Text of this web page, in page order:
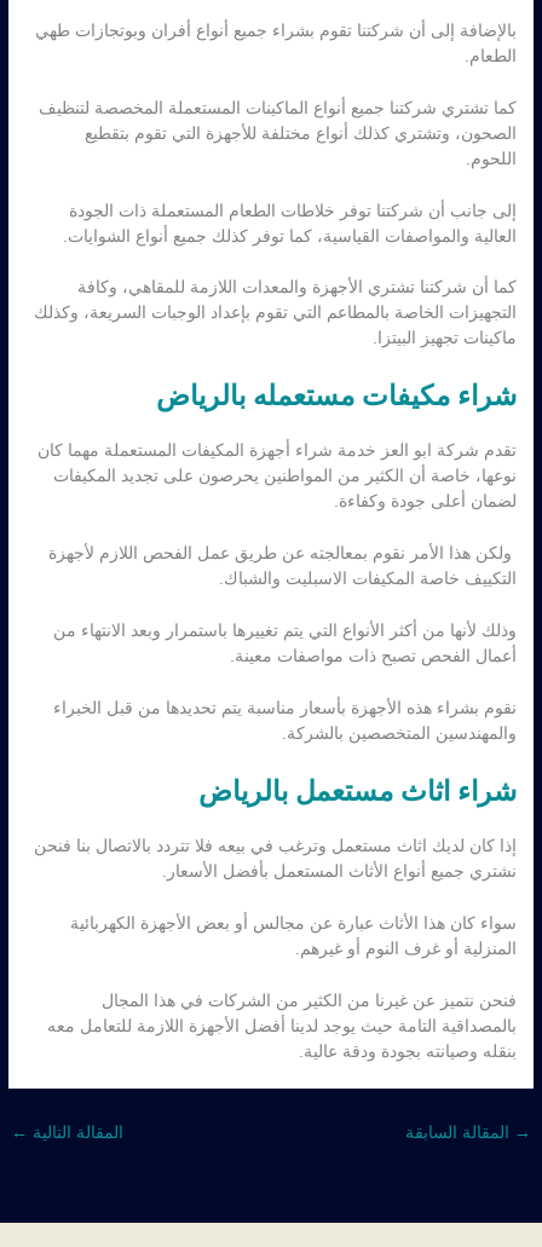
بالإضافة إلى أن شركتنا تقوم بشراء جميع أنواع أفران وبوتجازات طهي
الطعام.
كما تشتري شركتنا جميع أنواع الماكينات المستعملة المخصصة لتنظيف
الصحون، وتشتري كذلك أنواع مختلفة للأجهزة التي تقوم بتقطيع
اللحوم.
إلى جانب أن شركتنا توفر خلاطات الطعام المستعملة ذات الجودة
العالية والمواصفات القياسية، كما توفر كذلك جميع أنواع الشوايات.
كما أن شركتنا تشتري الأجهزة والمعدات اللازمة للمقاهي، وكافة
التجهيزات الخاصة بالمطاعم التي تقوم بإعداد الوجبات السريعة، وكذلك
ماكينات تجهيز البيتزا.
شراء مكيفات مستعمله بالرياض
تقدم شركة ابو العز خدمة شراء أجهزة المكيفات المستعملة مهما كان
نوعها، خاصة أن الكثير من المواطنين يحرصون على تجديد المكيفات
لضمان أعلى جودة وكفاءة.
ولكن هذا الأمر نقوم بمعالجته عن طريق عمل الفحص اللازم لأجهزة
التكييف خاصة المكيفات الاسبليت والشباك.
وذلك لأنها من أكثر الأنواع التي يتم تغييرها باستمرار وبعد الانتهاء من
أعمال الفحص تصبح ذات مواصفات معينة.
نقوم بشراء هذه الأجهزة بأسعار مناسبة يتم تحديدها من قبل الخبراء
والمهندسين المتخصصين بالشركة.
شراء اثاث مستعمل بالرياض
إذا كان لديك اثاث مستعمل وترغب في بيعه فلا تتردد بالاتصال بنا فنحن
نشتري جميع أنواع الأثاث المستعمل بأفضل الأسعار.
سواء كان هذا الأثاث عبارة عن مجالس أو بعض الأجهزة الكهربائية
المنزلية أو غرف النوم أو غيرهم.
فنحن نتميز عن غيرنا من الكثير من الشركات في هذا المجال
بالمصداقية التامة حيث يوجد لدينا أفضل الأجهزة اللازمة للتعامل معه
بنقله وصيانته بجودة ودقة عالية.
→ المقالة السابقة المقالة التالية ←